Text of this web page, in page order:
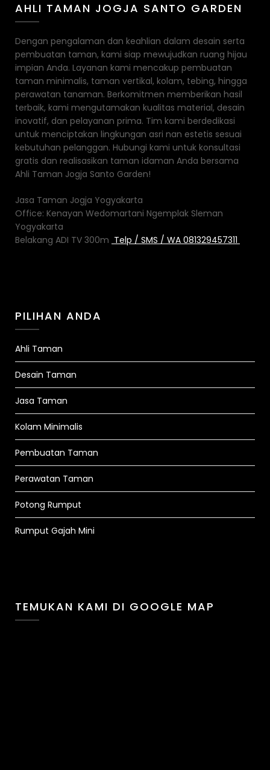
AHLI TAMAN JOGJA SANTO GARDEN
Dengan pengalaman dan keahlian dalam desain serta
pembuatan taman, kami siap mewujudkan ruang hijau
impian Anda. Layanan kami mencakup pembuatan
taman minimalis, taman vertikal, kolam, tebing, hingga
perawatan tanaman. Berkomitmen memberikan hasil
terbaik, kami mengutamakan kualitas material, desain
inovatif, dan pelayanan prima. Tim kami berdedikasi
untuk menciptakan lingkungan asri nan estetis sesuai
kebutuhan pelanggan. Hubungi kami untuk konsultasi
gratis dan realisasikan taman idaman Anda bersama
Ahli Taman Jogja Santo Garden!
Jasa Taman Jogja Yogyakarta
Office: Kenayan Wedomartani Ngemplak Sleman
Yogyakarta
Belakang ADI TV 300m Telp / SMS / WA 081329457311
PILIHAN ANDA
Ahli Taman
Desain Taman
Jasa Taman
Kolam Minimalis
Pembuatan Taman
Perawatan Taman
Potong Rumput
Rumput Gajah Mini
TEMUKAN KAMI DI GOOGLE MAP